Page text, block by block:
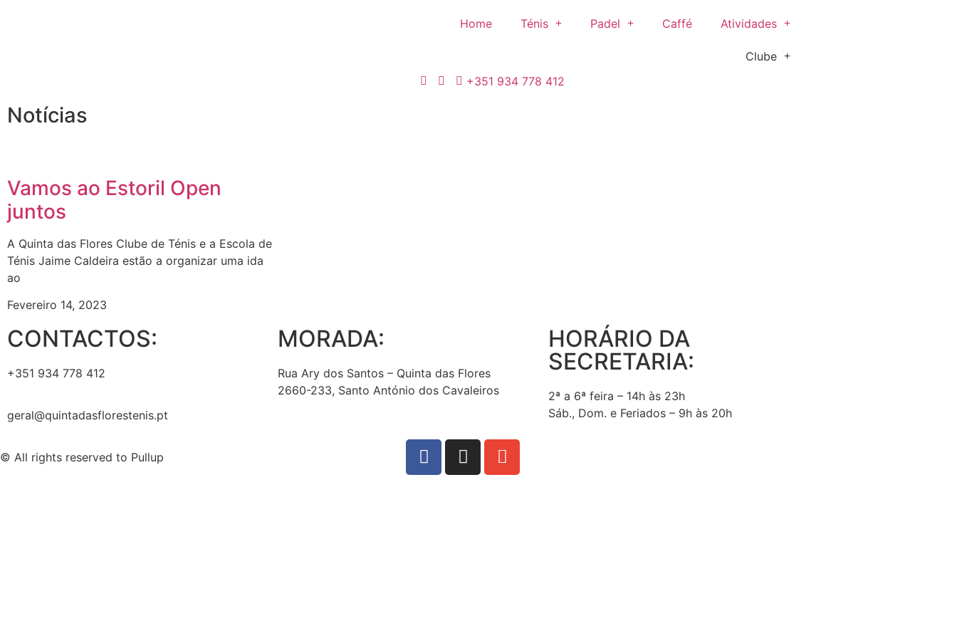
Home Ténis Padel Caffé Atividades
Clube
+351 934 778 412
Notícias
Vamos ao Estoril Open
juntos
A Quinta das Flores Clube de Ténis e a Escola de
Ténis Jaime Caldeira estão a organizar uma ida
ao
Fevereiro 14, 2023
CONTACTOS:
+351 934 778 412
geral@quintadasflorestenis.pt
MORADA:
Rua Ary dos Santos – Quinta das Flores
2660-233, Santo António dos Cavaleiros
HORÁRIO DA
SECRETARIA:
2ª a 6ª feira – 14h às 23h
Sáb., Dom. e Feriados – 9h às 20h
© All rights reserved to Pullup